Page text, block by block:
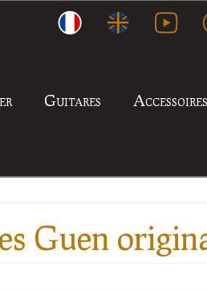
Guitares Accessoires
Guen